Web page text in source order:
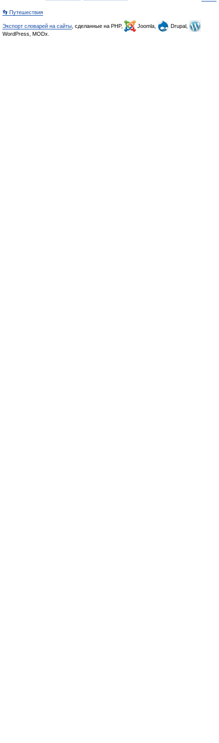
👣 Путешествия
Экспорт словарей на сайты , сделанные на PHP, Joomla,
Drupal,
WordPress, MODx.